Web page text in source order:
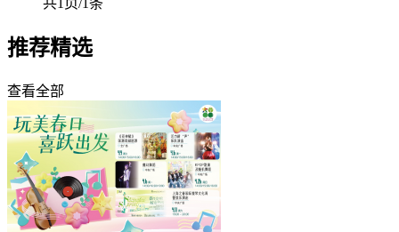
共1页/1条
推荐精选
查看全部